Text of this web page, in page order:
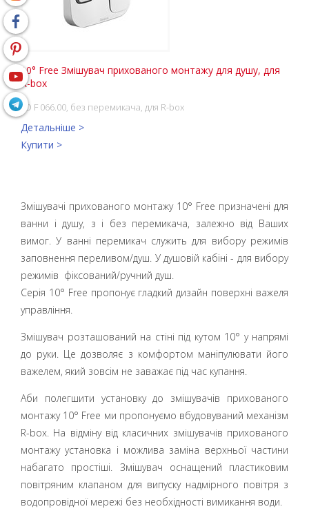
10° Free Змішувач прихованого монтажу для душу, для
R-box
TD F 066.00, без перемикача, для R-box
Детальніше >
Купити >
Змішувачі прихованого монтажу 10° Free призначені для
ванни і душу, з і без перемикача, залежно від Ваших
вимог. У ванні перемикач служить для вибору режимів
заповнення переливом/душ. У душовій кабіні - для вибору
режимів фіксований/ручний душ.
Серія 10° Free пропонує гладкий дизайн поверхні важеля
управління.
Змішувач розташований на стіні під кутом 10° у напрямі
до руки. Це дозволяє з комфортом маніпулювати його
важелем, який зовсім не заважає під час купання.
Аби полегшити установку до змішувачів прихованого
монтажу 10° Free ми пропонуємо вбудовуваний механізм
R-box. На відміну від класичних змішувачів прихованого
монтажу установка і можлива заміна верхньої частини
набагато простіші. Змішувач оснащений пластиковим
повітряним клапаном для випуску надмірного повітря з
водопровідної мережі без необхідності вимикання води.